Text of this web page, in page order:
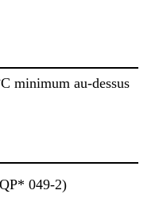
minimum au-dessus
049-2)